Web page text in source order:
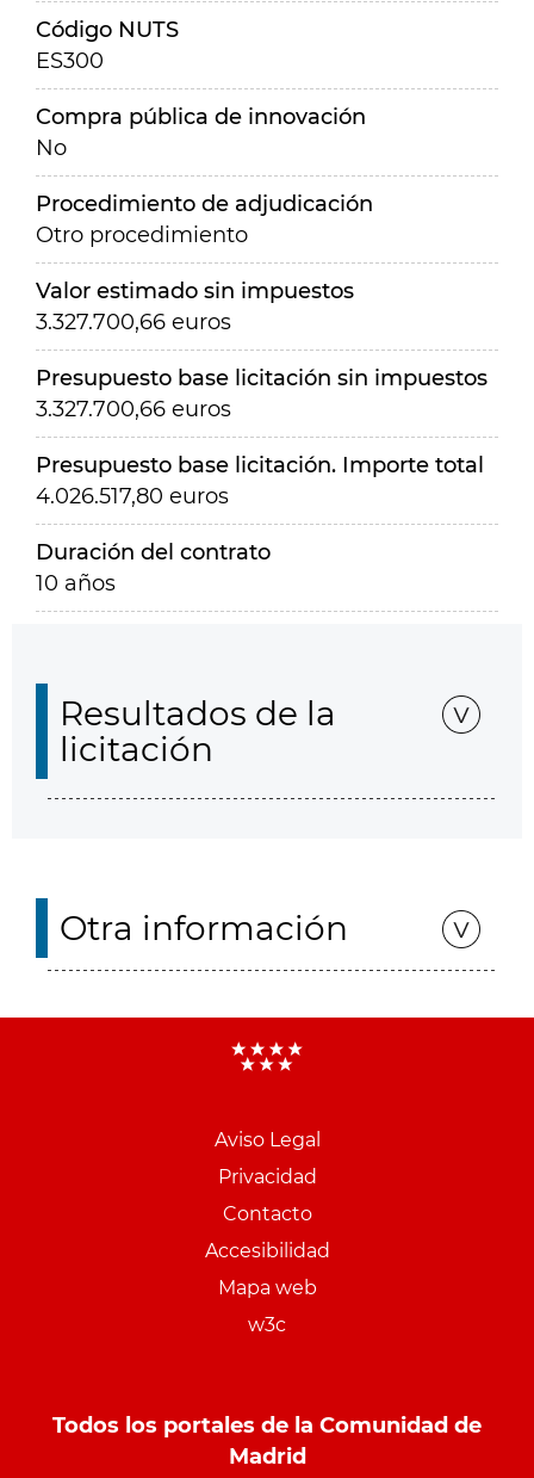
Código NUTS
ES300
Compra pública de innovación
No
Procedimiento de adjudicación
Otro procedimiento
Valor estimado sin impuestos
3.327.700,66 euros
Presupuesto base licitación sin impuestos
3.327.700,66 euros
Presupuesto base licitación. Importe total
4.026.517,80 euros
Duración del contrato
10 años
Resultados de la
licitación
Otra información
Aviso Legal
Privacidad
Contacto
Accesibilidad
Mapa web
w3c
Todos los portales de la Comunidad de
Madrid